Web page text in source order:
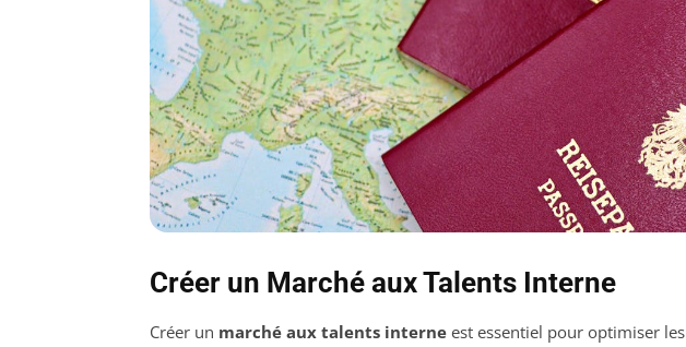
Créer un Marché aux Talents Interne
Créer un marché aux talents interne est essentiel pour optimiser les